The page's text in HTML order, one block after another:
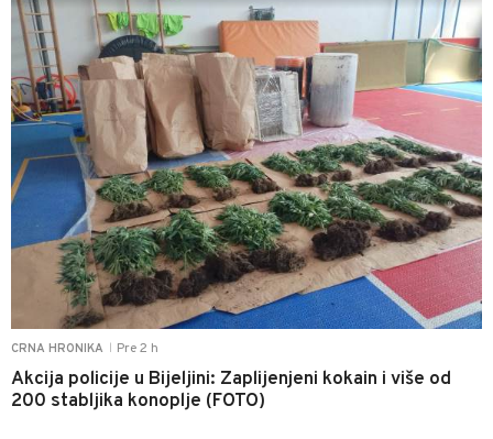
CRNA HRONIKA Pre 2 h
Akcija policije u Bijeljini: Zaplijenjeni kokain i više od
200 stabljika konoplje (FOTO)